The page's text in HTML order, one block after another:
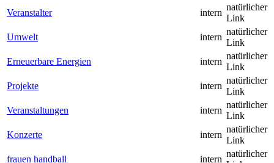
Veranstalter
intern
natürlicher
Link
Umwelt
intern
natürlicher
Link
Erneuerbare Energien
intern
natürlicher
Link
Projekte
intern
natürlicher
Link
Veranstaltungen
intern
natürlicher
Link
Konzerte
intern
natürlicher
Link
frauen handball
intern
natürlicher